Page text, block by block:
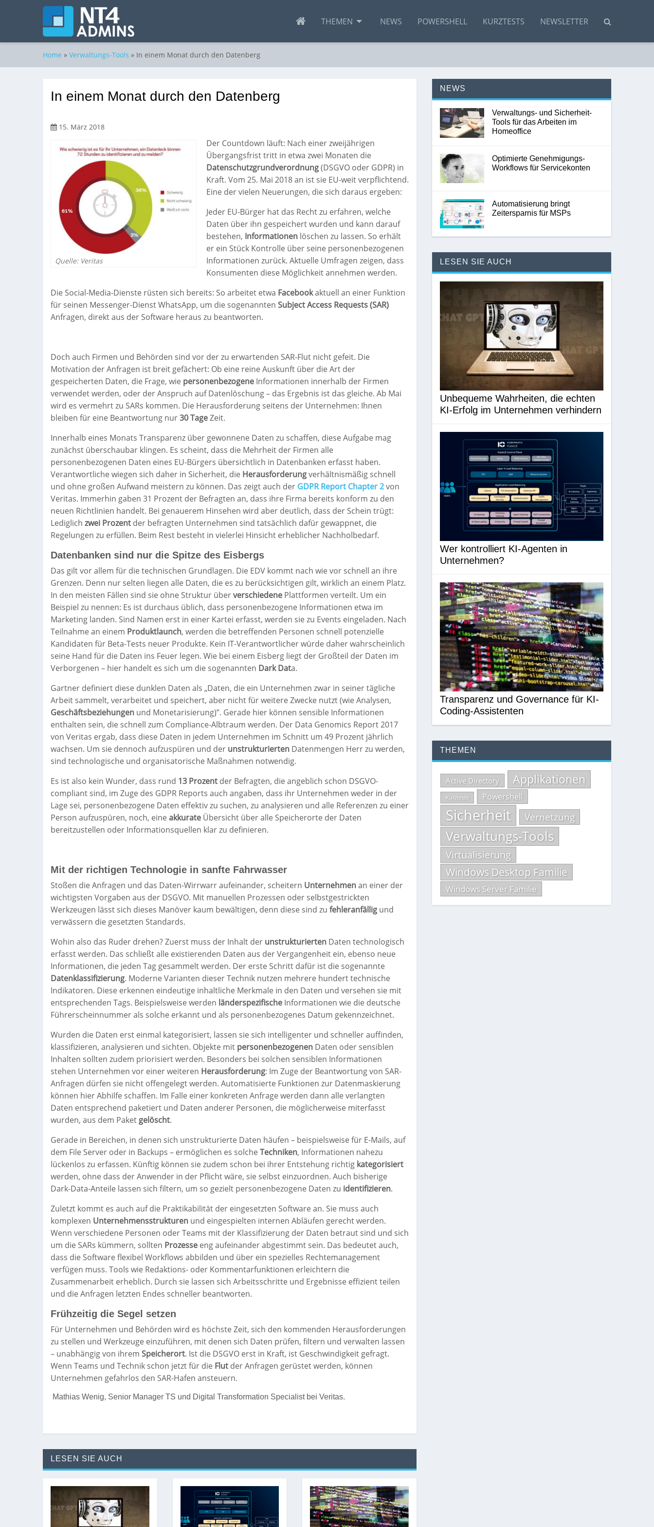
THEMEN NEWS POWERSHELL KURZTESTS NEWSLETTER
Home » Verwaltungs-Tools » In einem Monat durch den Datenberg
In einem Monat durch den Datenberg
15. März 2018
Quelle: Veritas
Der Countdown läuft: Nach einer zweijährigen
Übergangsfrist tritt in etwa zwei Monaten die
Datenschutzgrundverordnung(DSGVO oder GDPR) in
Kraft. Vom 25. Mai 2018 an ist sie EU-weit verpflichtend.
Eine der vielen Neuerungen, die sich daraus ergeben:
Jeder EU-Bürger hat das Recht zu erfahren, welche
Daten über ihn gespeichert wurden und kann darauf
bestehen, Informationen löschen zu lassen. So erhält
er ein Stück Kontrolle über seine personenbezogenen
Informationen zurück. Aktuelle Umfragen zeigen, dass
Konsumenten diese Möglichkeit annehmen werden.
Die Social-Media-Dienste rüsten sich bereits: So arbeitet etwa Facebookaktuell an einer Funktion
für seinen Messenger-Dienst WhatsApp, um die sogenannten Subject Access Requests (SAR)
Anfragen, direkt aus der Software heraus zu beantworten.
Doch auch Firmen und Behörden sind vor der zu erwartenden SAR-Flut nicht gefeit. Die
Motivation der Anfragen ist breit gefächert: Ob eine reine Auskunft über die Art der
gespeicherten Daten, die Frage, wie personenbezogene Informationen innerhalb der Firmen
verwendet werden, oder der Anspruch auf Datenlöschung – das Ergebnis ist das gleiche. Ab Mai
wird es vermehrt zu SARs kommen. Die Herausforderung seitens der Unternehmen: Ihnen
bleiben für eine Beantwortung nur30 TageZeit.
Innerhalb eines Monats Transparenz über gewonnene Daten zu schaffen, diese Aufgabe mag
zunächst überschaubar klingen. Es scheint, dass die Mehrheit der Firmen alle
personenbezogenen Daten eines EU-Bürgers übersichtlich in Datenbanken erfasst haben.
Verantwortliche wiegen sich daher in Sicherheit, die Herausforderungverhältnismäßig schnell
und ohne großen Aufwand meistern zu können. Das zeigt auch der GDPR Report Chapter 2von
Veritas. Immerhin gaben 31 Prozent der Befragten an, dass ihre Firma bereits konform zu den
neuen Richtlinien handelt. Bei genauerem Hinsehen wird aber deutlich, dass der Schein trügt:
Lediglich zwei Prozent der befragten Unternehmen sind tatsächlich dafür gewappnet, die
Regelungen zu erfüllen. Beim Rest besteht in vielerlei Hinsicht erheblicher Nachholbedarf.
Datenbanken sind nur die Spitze des Eisbergs
Das gilt vor allem für die technischen Grundlagen. Die EDV kommt nach wie vor schnell an ihre
Grenzen. Denn nur selten liegen alle Daten, die es zu berücksichtigen gilt, wirklich an einem Platz.
In den meisten Fällen sind sie ohne Struktur überverschiedene Plattformen verteilt. Um ein
Beispiel zu nennen: Es ist durchaus üblich, dass personenbezogene Informationen etwa im
Marketing landen. Sind Namen erst in einer Kartei erfasst, werden sie zu Events eingeladen. Nach
Teilnahme an einem Produktlaunch, werden die betreffenden Personen schnell potenzielle
Kandidaten für Beta-Tests neuer Produkte. Kein IT-Verantwortlicher würde daher wahrscheinlich
seine Hand für die Daten ins Feuer legen. Wie bei einem Eisberg liegt der Großteil der Daten im
Verborgenen – hier handelt es sich um die sogenannten Dark Data.
Gartner definiert diese dunklen Daten als „Daten, die ein Unternehmen zwar in seiner tägliche
Arbeit sammelt, verarbeitet und speichert, aber nicht für weitere Zwecke nutzt (wie Analysen,
Geschäftsbeziehungen und Monetarisierung)”. Gerade hier können sensible Informationen
enthalten sein, die schnell zum Compliance-Albtraum werden. Der Data Genomics Report 2017
von Veritas ergab, dass diese Daten in jedem Unternehmen im Schnitt um 49 Prozent jährlich
wachsen. Um sie dennoch aufzuspüren und der unstrukturierten Datenmengen Herr zu werden,
sind technologische und organisatorische Maßnahmen notwendig.
Es ist also kein Wunder, dass rund 13 Prozent der Befragten, die angeblich schon DSGVO-
compliant sind, im Zuge des GDPR Reports auch angaben, dass ihr Unternehmen weder in der
Lage sei, personenbezogene Daten effektiv zu suchen, zu analysieren und alle Referenzen zu einer
Person aufzuspüren, noch, eine akkurate Übersicht über alle Speicherorte der Daten
bereitzustellen oder Informationsquellen klar zu definieren.
Mit der richtigen Technologie in sanfte Fahrwasser
Stoßen die Anfragen und das Daten-Wirrwarr aufeinander, scheitern Unternehmenan einer der
wichtigsten Vorgaben aus der DSGVO. Mit manuellen Prozessen oder selbstgestrickten
Werkzeugen lässt sich dieses Manöver kaum bewältigen, denn diese sind zu fehleranfällig und
verwässern die gesetzten Standards.
Wohin also das Ruder drehen? Zuerst muss der Inhalt der unstrukturierten Daten technologisch
erfasst werden. Das schließt alle existierenden Daten aus der Vergangenheit ein, ebenso neue
Informationen, die jeden Tag gesammelt werden. Der erste Schritt dafür ist die sogenannte
Datenklassifizierung. Moderne Varianten dieser Technik nutzen mehrere hundert technische
Indikatoren. Diese erkennen eindeutige inhaltliche Merkmale in den Daten und versehen sie mit
entsprechenden Tags. Beispielsweise werden länderspezifische Informationen wie die deutsche
Führerscheinnummer als solche erkannt und als personenbezogenes Datum gekennzeichnet.
Wurden die Daten erst einmal kategorisiert, lassen sie sich intelligenter und schneller auffinden,
klassifizieren, analysieren und sichten. Objekte mit personenbezogenen Daten oder sensiblen
Inhalten sollten zudem priorisiert werden. Besonders bei solchen sensiblen Informationen
stehen Unternehmen vor einer weiteren Herausforderung: Im Zuge der Beantwortung von SAR-
Anfragen dürfen sie nicht offengelegt werden. Automatisierte Funktionen zur Datenmaskierung
können hier Abhilfe schaffen. Im Falle einer konkreten Anfrage werden dann alle verlangten
Daten entsprechend paketiert und Daten anderer Personen, die möglicherweise miterfasst
wurden, aus dem Paket gelöscht.
Gerade in Bereichen, in denen sich unstrukturierte Daten häufen – beispielsweise für E-Mails, auf
dem File Server oder in Backups – ermöglichen es solche Techniken, Informationen nahezu
lückenlos zu erfassen. Künftig können sie zudem schon bei ihrer Entstehung richtig kategorisiert
werden, ohne dass der Anwender in der Pflicht wäre, sie selbst einzuordnen. Auch bisherige
Dark-Data-Anteile lassen sich filtern, um so gezielt personenbezogene Daten zu identifizieren.
Zuletzt kommt es auch auf die Praktikabilität der eingesetzten Software an. Sie muss auch
komplexen Unternehmensstrukturen und eingespielten internen Abläufen gerecht werden.
Wenn verschiedene Personen oder Teams mit der Klassifizierung der Daten betraut sind und sich
um die SARs kümmern, sollten Prozesse eng aufeinander abgestimmt sein. Das bedeutet auch,
dass die Software flexibel Workflows abbilden und über ein spezielles Rechtemanagement
verfügen muss. Tools wie Redaktions- oder Kommentarfunktionen erleichtern die
Zusammenarbeit erheblich. Durch sie lassen sich Arbeitsschritte und Ergebnisse effizient teilen
und die Anfragen letzten Endes schneller beantworten.
Frühzeitig die Segel setzen
Für Unternehmen und Behörden wird es höchste Zeit, sich den kommenden Herausforderungen
zu stellen und Werkzeuge einzuführen, mit denen sich Daten prüfen, filtern und verwalten lassen
– unabhängig von ihrem Speicherort. Ist die DSGVO erst in Kraft, ist Geschwindigkeit gefragt.
Wenn Teams und Technik schon jetzt für die Flut der Anfragen gerüstet werden, können
Unternehmen gefahrlos den SAR-Hafen ansteuern.
Mathias Wenig, Senior Manager TS und Digital Transformation Specialist bei Veritas.
LESEN SIE AUCH
NEWS
Verwaltungs- und Sicherheit-
Tools für das Arbeiten im
Homeoffice
Optimierte Genehmigungs-
Workflows für Servicekonten
Automatisierung bringt
Zeitersparnis für MSPs
LESEN SIE AUCH
Unbequeme Wahrheiten, die echten
KI-Erfolg im Unternehmen verhindern
Wer kontrolliert KI-Agenten in
Unternehmen?
Transparenz und Governance für KI-
Coding-Assistenten
THEMEN
Active Directory Applikationen
Kurztests Powershell
Sicherheit Vernetzung
Verwaltungs-Tools
Virtualisierung
Windows Desktop Familie
Windows Server Familie